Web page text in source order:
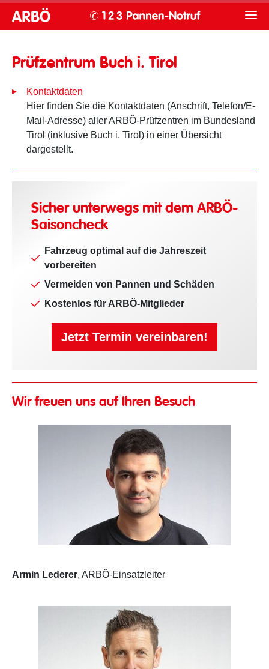
Prüfzentrum Buch i. Tirol
Kontaktdaten
Hier finden Sie die Kontaktdaten (Anschrift, Telefon/E-
Mail-Adresse) aller ARBÖ-Prüfzentren im Bundesland
Tirol (inklusive Buch i. Tirol) in einer Übersicht
dargestellt.
Sicher unterwegs mit dem ARBÖ-
Saisoncheck
Fahrzeug optimal auf die Jahreszeit
vorbereiten
Vermeiden von Pannen und Schäden
Kostenlos für ARBÖ-Mitglieder
Jetzt Termin vereinbaren!
Wir freuen uns auf Ihren Besuch
Armin Lederer, ARBÖ-Einsatzleiter